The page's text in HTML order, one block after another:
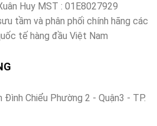
Huy MST : 01E8027929
tầm và phân phối chính hãng các
tế hàng đầu Việt Nam
Đình Chiểu Phường 2 - Quận3 - TP.